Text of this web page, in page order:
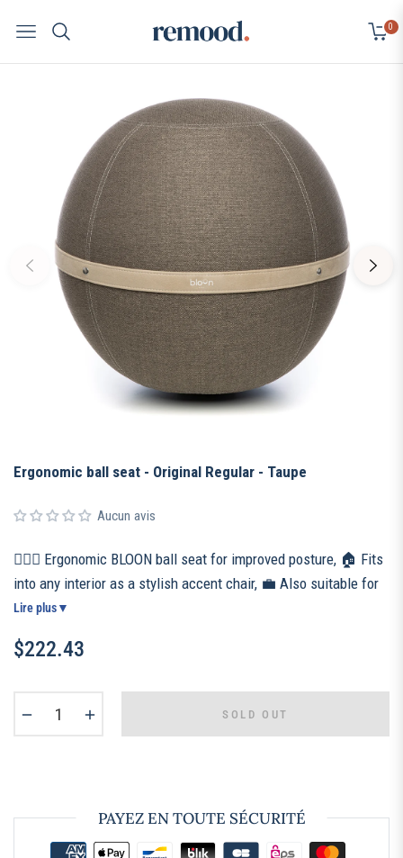
Navigation Cart
0
Ergonomic ball seat - Original Regular - Taupe
Aucun avis
🧘🏻‍♀️ Ergonomic BLOON ball seat for improved posture, 🏠 Fits
into any interior as a stylish accent chair, 💼 Also suitable for
the office or teleworking, 🧵 Handmade in Portugal with a
unique patented anti-rolling system, 📦 Included: ultra-
inflation kit.
Lire plus▼
Regular
$222.43
SOLD OUT
PAYEZ EN TOUTE SÉCURITÉ